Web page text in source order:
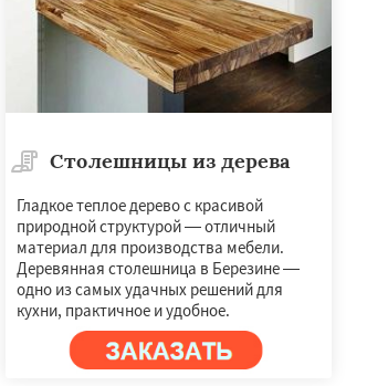
Столешницы из дерева
Гладкое теплое дерево с красивой
природной структурой — отличный
материал для производства мебели.
Деревянная столешница в Березине —
одно из самых удачных решений для
кухни, практичное и удобное.